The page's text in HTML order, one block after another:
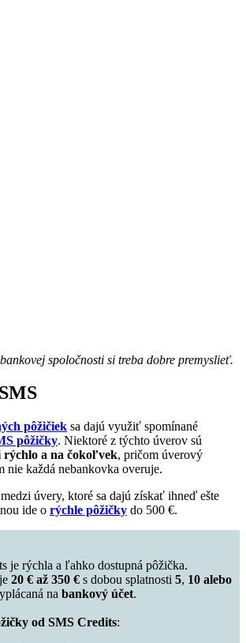
spoločnosti si treba dobre premyslieť.
pôžičiek sa dajú využiť spomínané
pôžičky. Niektoré z týchto úverov sú
rýchlo a na čokoľvek, pričom úverový
nie každá nebankovka overuje.
úvery, ktoré sa dajú získať ihneď ešte
ide o rýchle pôžičky do 500 €.
je rýchla a ľahko dostupná pôžička.
20 € až 350 € s dobou splatnosti 5, 10 alebo
na bankový účet.
od SMS Credits: